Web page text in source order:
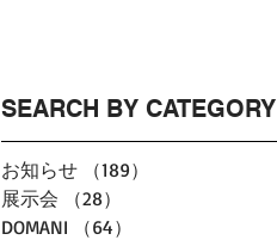
SEARCH BY CATEGORY
お知らせ （189）
展示会
（28）
DOMANI
（64）